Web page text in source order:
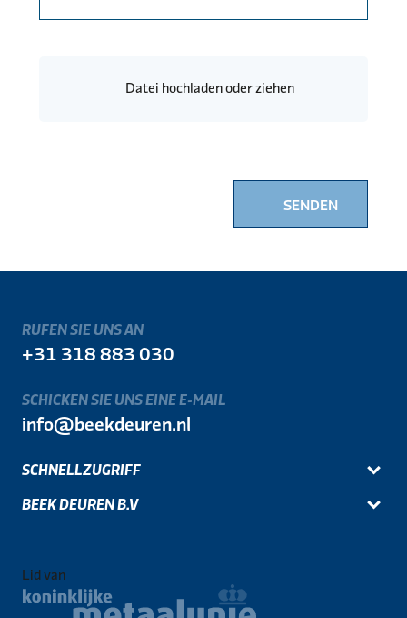
Datei hochladen oder ziehen
SENDEN
SCHNELLZUGRIFF
BEEK DEUREN B.V
Lid van
RUFEN SIE UNS AN
+31 318 883 030
SCHICKEN SIE UNS EINE E-MAIL
info@beekdeuren.nl